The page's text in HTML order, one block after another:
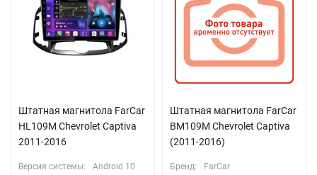
Штатная магнитола FarCar
HL109M Chevrolet Captiva
2011-2016
Версия системы: Android 10
Штатная магнитола FarCar
BM109M Chevrolet Captiva
(2011-2016)
Бренд: FarCar